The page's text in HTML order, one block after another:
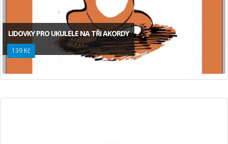
LIDOVKY PRO UKULELE NA TŘI AKORDY
139 Kč